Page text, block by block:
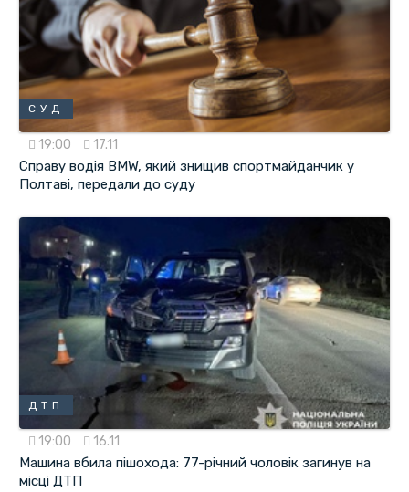
СУД
19:00 17.11
Справу водія BMW, який знищив спортмайданчик у
Полтаві, передали до суду
ДТП
19:00 16.11
Машина вбила пішохода: 77-річний чоловік загинув на
місці ДТП